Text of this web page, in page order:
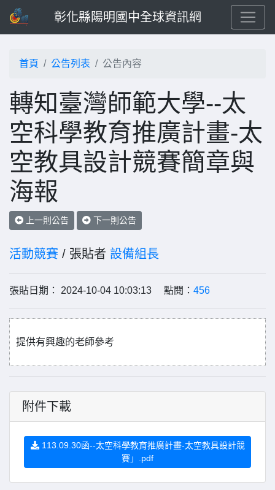
彰化縣陽明國中全球資訊網
首頁 公告列表 公告內容
轉知臺灣師範大學--太
空科學教育推廣計畫-太
空教具設計競賽簡章與
海報
上一則公告 下一則公告
活動競賽 / 張貼者 設備組長
張貼日期： 2024-10-04 10:03:13 點閱： 456
提供有興趣的老師參考
附件下載
113.09.30函--太空科學教育推廣計畫-太空教具設計競
賽」.pdf